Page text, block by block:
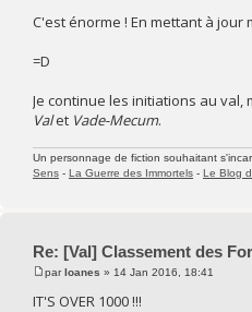
C'est énorme ! En mettant à jour
=D
Je continue les initiations au
Valet Vade-Mecum.
Un personnage de fiction souhaitant
Sens - La Guerre des Immortels - Le Blog
Re: [Val] Classement des
parIoanes » 14 Jan 2016, 18:41
IT'S OVER 1000 !!!